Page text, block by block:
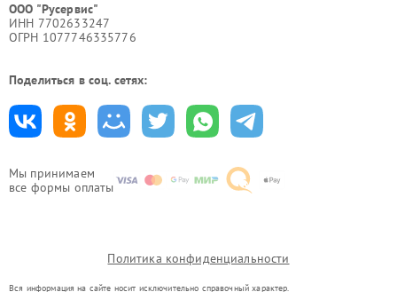
Мы принимаем
все формы оплаты
ООО "Русервис"
ИНН 7702633247
ОГРН 1077746335776
Поделиться в соц. сетях:
Политика конфиденциальности
Вся информация на сайте носит исключительно справочный характер.